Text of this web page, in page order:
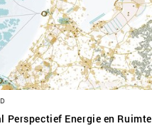
Perspectief Energie en Ruimte